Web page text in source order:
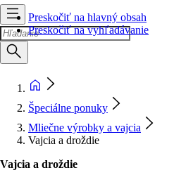
Preskočiť na hlavný obsah
Preskočiť na vyhľadávanie
Špeciálne ponuky
Mliečne výrobky a vajcia
Vajcia a droždie
Vajcia a droždie